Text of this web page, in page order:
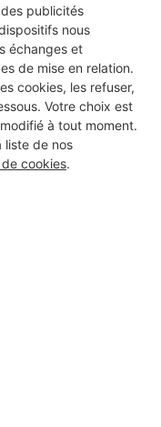
publicités
nous
échanges et
de mise en relation.
cookies, les refuser,
Votre choix est
à tout moment.
liste de nos
cookies.